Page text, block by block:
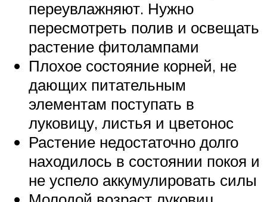
переувлажняют. Нужно
пересмотреть полив и освещать
растение фитолампами
Плохое состояние корней, не
дающих питательным
элементам поступать в
луковицу, листья и цветонос
Растение недостаточно долго
находилось в состоянии покоя и
не успело аккумулировать силы